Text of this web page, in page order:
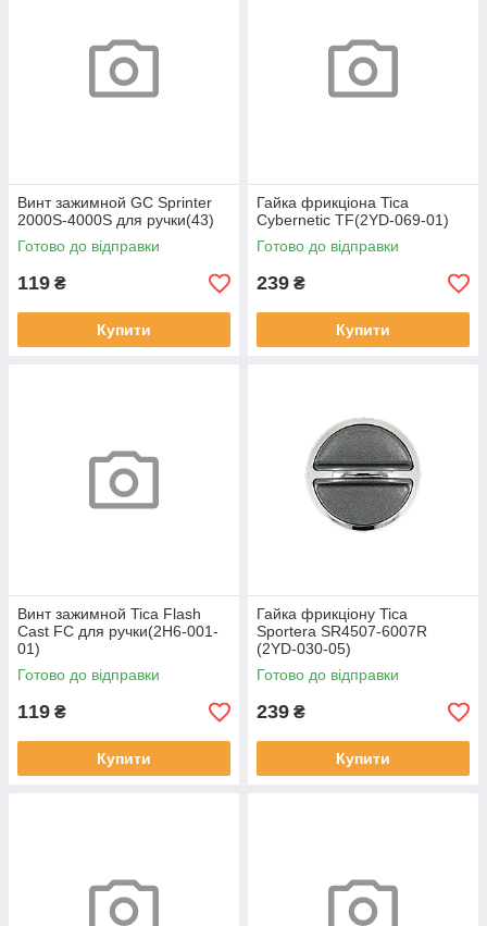
Винт зажимной GC Sprinter
2000S-4000S для ручки(43)
Готово до відправки
119 ₴
Купити
Гайка фрикціона Tica
Cybernetic TF(2YD-069-01)
Готово до відправки
239 ₴
Купити
Винт зажимной Tica Flash
Cast FC для ручки(2H6-001-
01)
Готово до відправки
119 ₴
Купити
Гайка фрикціону Tica
Sportera SR4507-6007R
(2YD-030-05)
Готово до відправки
239 ₴
Купити